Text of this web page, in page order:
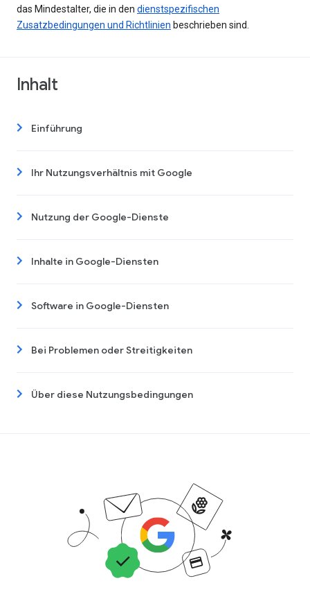
das Mindestalter, die in den dienstspezifischen
Zusatzbedingungen und Richtlinien beschrieben sind.
Inhalt
Einführung
Ihr Nutzungsverhältnis mit Google
Nutzung der Google-Dienste
Inhalte in Google-Diensten
Software in Google-Diensten
Bei Problemen oder Streitigkeiten
Über diese Nutzungsbedingungen